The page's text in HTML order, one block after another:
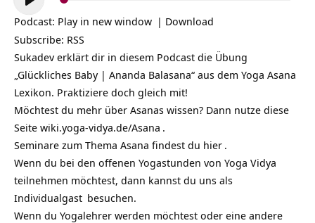
Player
Podcast: Play in new window | Download
Subscribe: RSS
Sukadev erklärt dir in diesem Podcast die Übung
„Glückliches Baby | Ananda Balasana“ aus dem Yoga Asana
Lexikon. Praktiziere doch gleich mit!
Möchtest du mehr über Asanas wissen? Dann nutze diese
Seite wiki.yoga-vidya.de/Asana .
Seminare zum Thema Asana findest du hier .
Wenn du bei den offenen Yogastunden von Yoga Vidya
teilnehmen möchtest, dann kannst du uns als
Individualgast besuchen.
Wenn du Yogalehrer werden möchtest oder eine andere